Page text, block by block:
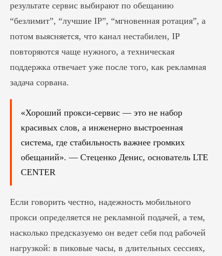
результате сервис выбирают по обещанию
“безлимит”, “лучшие IP”, “мгновенная ротация”, а
потом выясняется, что канал нестабилен, IP
повторяются чаще нужного, а техническая
поддержка отвечает уже после того, как рекламная
задача сорвана.
«Хороший прокси-сервис — это не набор
красивых слов, а инженерно выстроенная
система, где стабильность важнее громких
обещаний». — Стеценко Денис, основатель LTE
CENTER
Если говорить честно, надежность мобильного
прокси определяется не рекламной подачей, а тем,
насколько предсказуемо он ведет себя под рабочей
нагрузкой: в пиковые часы, в длительных сессиях,